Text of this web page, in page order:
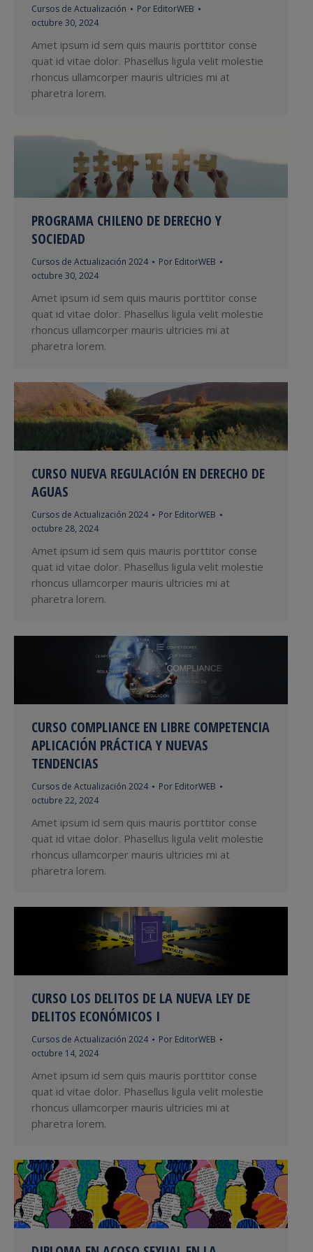
Cursos de Actualización Por EditorWEB
octubre 30, 2024
Amet ipsum id sem quis mauris porttitor conse
quat id vitae dolor. Phasellus ligula velit molestie
rhoncus ullamcorper mauris ultricies mi at
pharetra lorem.
PROGRAMA CHILENO DE DERECHO Y
SOCIEDAD
Cursos de Actualización 2024 Por EditorWEB
octubre 30, 2024
Amet ipsum id sem quis mauris porttitor conse
quat id vitae dolor. Phasellus ligula velit molestie
rhoncus ullamcorper mauris ultricies mi at
pharetra lorem.
CURSO NUEVA REGULACIÓN EN DERECHO DE
AGUAS
Cursos de Actualización 2024 Por EditorWEB
octubre 28, 2024
Amet ipsum id sem quis mauris porttitor conse
quat id vitae dolor. Phasellus ligula velit molestie
rhoncus ullamcorper mauris ultricies mi at
pharetra lorem.
CURSO COMPLIANCE EN LIBRE COMPETENCIA
APLICACIÓN PRÁCTICA Y NUEVAS
TENDENCIAS
Cursos de Actualización 2024 Por EditorWEB
octubre 22, 2024
Amet ipsum id sem quis mauris porttitor conse
quat id vitae dolor. Phasellus ligula velit molestie
rhoncus ullamcorper mauris ultricies mi at
pharetra lorem.
CURSO LOS DELITOS DE LA NUEVA LEY DE
DELITOS ECONÓMICOS I
Cursos de Actualización 2024 Por EditorWEB
octubre 14, 2024
Amet ipsum id sem quis mauris porttitor conse
quat id vitae dolor. Phasellus ligula velit molestie
rhoncus ullamcorper mauris ultricies mi at
pharetra lorem.